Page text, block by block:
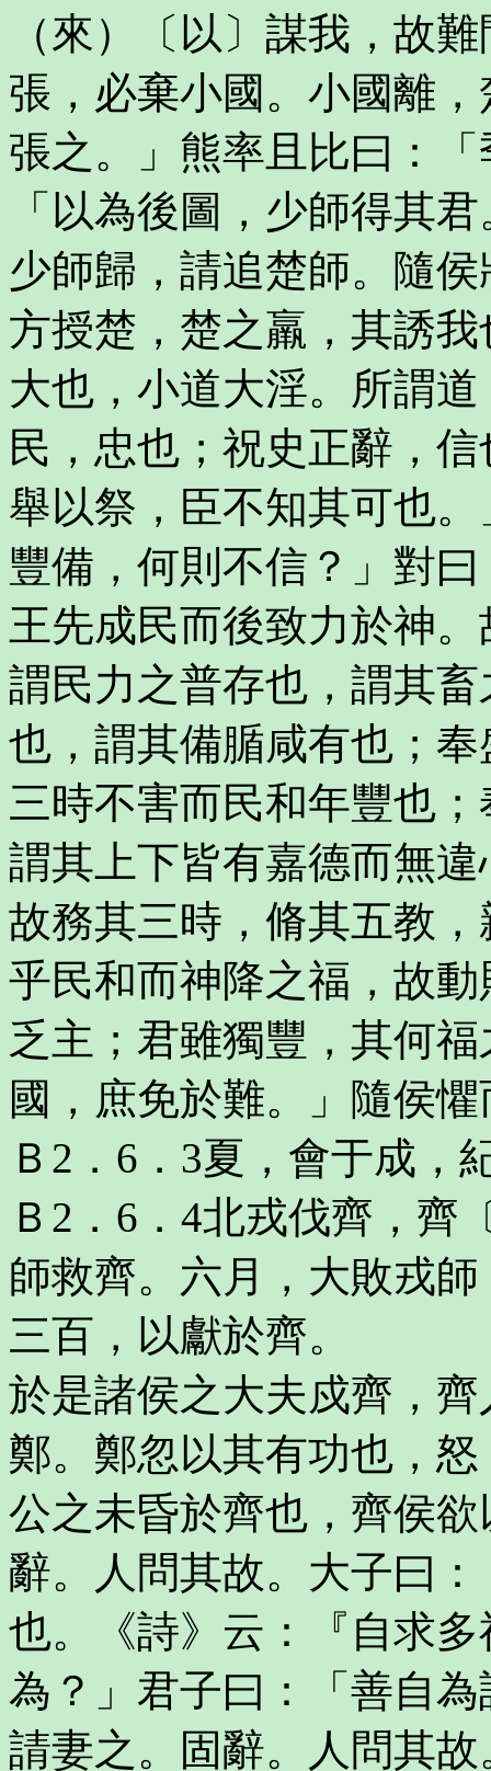
（來）〔以〕謀我，故
張，必棄小國。小國離
張之。」熊率且比曰：
「以為後圖，少師得其
少師歸，請追楚師。隨
方授楚，楚之羸，其誘
大也，小道大淫。所謂
民，忠也；祝史正辭，
舉以祭，臣不知其可也
豐備，何則不信？」對
王先成民而後致力於神
謂民力之普存也，謂其
也，謂其備腯咸有也；
三時不害而民和年豐也
謂其上下皆有嘉德而無
故務其三時，脩其五教
乎民和而神降之福，故
乏主；君雖獨豐，其何
國，庶免於難。」隨侯
Ｂ2．6．3夏，會于成，
Ｂ2．6．4北戎伐齊，齊
師救齊。六月，大敗戎
三百，以獻於齊。
於是諸侯之大夫戍齊，
鄭。鄭忽以其有功也，
公之未昏於齊也，齊侯
辭。人問其故。大子曰
也。《詩》云：『自求
為？」君子曰：「善自
請妻之。固辭。人問其